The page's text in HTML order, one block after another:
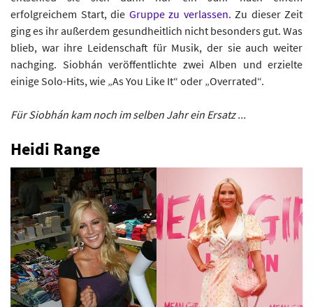
erfolgreichem Start, die Gruppe zu verlassen. Zu dieser Zeit
ging es ihr außerdem gesundheitlich nicht besonders gut. Was
blieb, war ihre Leidenschaft für Musik, der sie auch weiter
nachging. Siobhán veröffentlichte zwei Alben und erzielte
einige Solo-Hits, wie „As You Like It“ oder „Overrated“.
Für Siobhán kam noch im selben Jahr ein Ersatz ...
Heidi Range